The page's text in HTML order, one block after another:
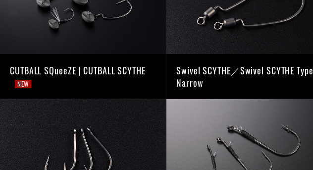
CUTBALL SQueeZE | CUTBALL SCYTHE
NEW
Swivel SCYTHE／Swivel SCYTHE Type
Narrow